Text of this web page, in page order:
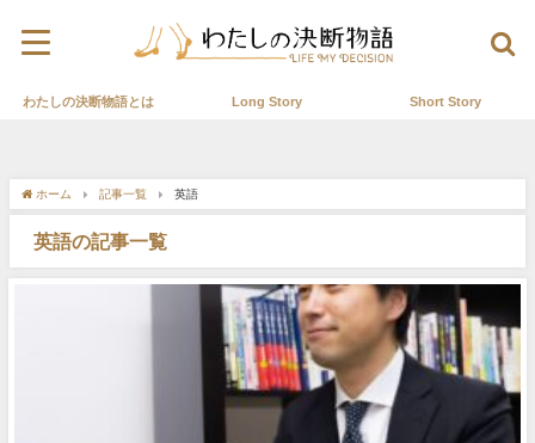
わたしの決断物語とは Long Story Short Story
ホーム 記事一覧 英語
英語の記事一覧